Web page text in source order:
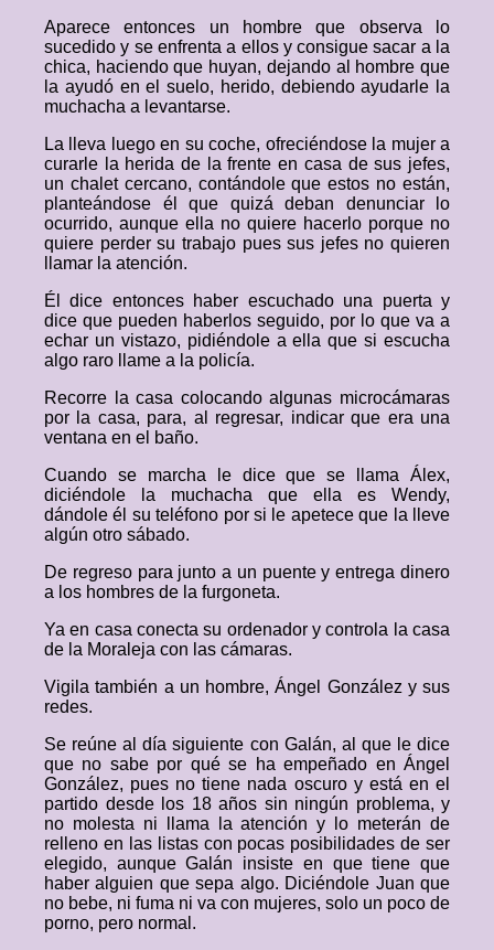
Aparece entonces un hombre que observa lo
sucedido y se enfrenta a ellos y consigue sacar a la
chica, haciendo que huyan, dejando al hombre que
la ayudó en el suelo, herido, debiendo ayudarle la
muchacha a levantarse.
La lleva luego en su coche, ofreciéndose la mujer a
curarle la herida de la frente en casa de sus jefes,
un chalet cercano, contándole que estos no están,
planteándose él que quizá deban denunciar lo
ocurrido, aunque ella no quiere hacerlo porque no
quiere perder su trabajo pues sus jefes no quieren
llamar la atención.
Él dice entonces haber escuchado una puerta y
dice que pueden haberlos seguido, por lo que va a
echar un vistazo, pidiéndole a ella que si escucha
algo raro llame a la policía.
Recorre la casa colocando algunas microcámaras
por la casa, para, al regresar, indicar que era una
ventana en el baño.
Cuando se marcha le dice que se llama Álex,
diciéndole la muchacha que ella es Wendy,
dándole él su teléfono por si le apetece que la lleve
algún otro sábado.
De regreso para junto a un puente y entrega dinero
a los hombres de la furgoneta.
Ya en casa conecta su ordenador y controla la casa
de la Moraleja con las cámaras.
Vigila también a un hombre, Ángel González y sus
redes.
Se reúne al día siguiente con Galán, al que le dice
que no sabe por qué se ha empeñado en Ángel
González, pues no tiene nada oscuro y está en el
partido desde los 18 años sin ningún problema, y
no molesta ni llama la atención y lo meterán de
relleno en las listas con pocas posibilidades de ser
elegido, aunque Galán insiste en que tiene que
haber alguien que sepa algo. Diciéndole Juan que
no bebe, ni fuma ni va con mujeres, solo un poco de
porno, pero normal.